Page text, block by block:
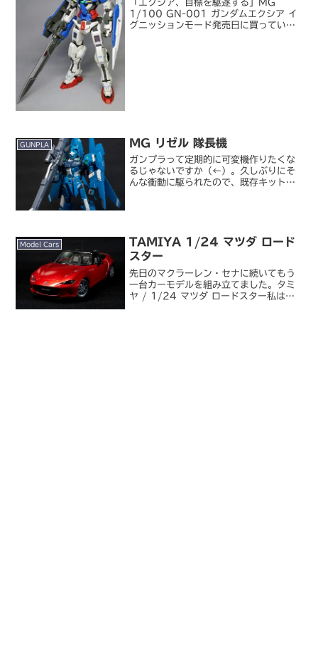
「エクシア、目標を駆逐する」MG
1/100 GN-001 ガンダムエクシア イ
グニッションモード発売日に買っていた
GUNPLA MG リゼル 隊長機
ガンプラって定期的に可変機作りたくな
るじゃないですか（←）。久しぶりにそ
んな衝動に駆られたので、既存キットか
Model Cars
TAMIYA 1/24 マツダ ロード
スター
先日のマクラーレン・セナに続いてもう
一台カーモデルを組み立てました。タミ
ヤ / 1/24 マツダ ロードスター私は生